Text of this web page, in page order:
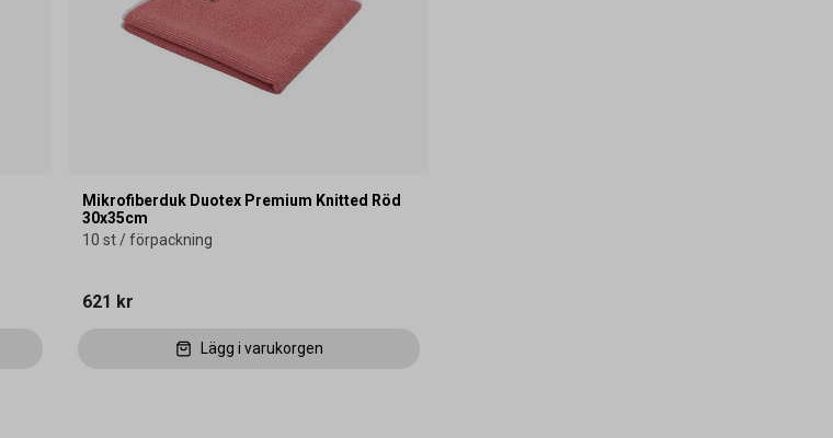
Mikrofiberduk Duotex Premium Knitted Röd
30x35cm
10 st / förpackning
621 kr
Lägg i varukorgen